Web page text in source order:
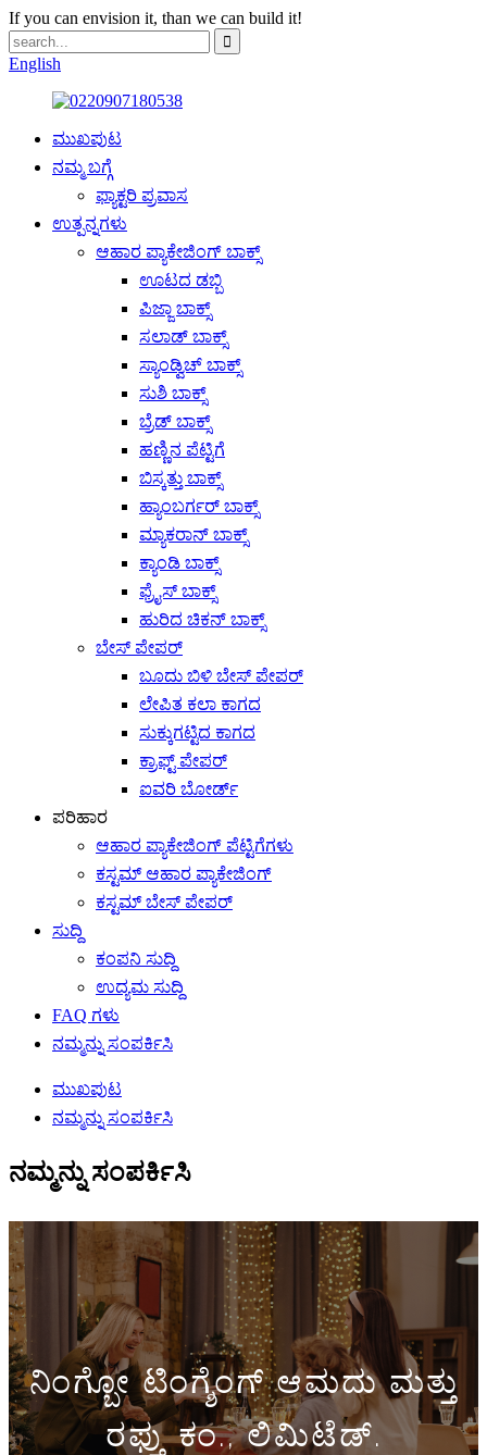
If you can envision it, than we can build it!
English
ಮುಖಪುಟ
ನಮ್ಮ ಬಗ್ಗೆ
ಫ್ಯಾಕ್ಟರಿ ಪ್ರವಾಸ
ಉತ್ಪನ್ನಗಳು
ಆಹಾರ ಪ್ಯಾಕೇಜಿಂಗ್ ಬಾಕ್ಸ್
ಊಟದ ಡಬ್ಬಿ
ಪಿಜ್ಜಾ ಬಾಕ್ಸ್
ಸಲಾಡ್ ಬಾಕ್ಸ್
ಸ್ಯಾಂಡ್ವಿಚ್ ಬಾಕ್ಸ್
ಸುಶಿ ಬಾಕ್ಸ್
ಬ್ರೆಡ್ ಬಾಕ್ಸ್
ಹಣ್ಣಿನ ಪೆಟ್ಟಿಗೆ
ಬಿಸ್ಕತ್ತು ಬಾಕ್ಸ್
ಹ್ಯಾಂಬರ್ಗರ್ ಬಾಕ್ಸ್
ಮ್ಯಾಕರಾನ್ ಬಾಕ್ಸ್
ಕ್ಯಾಂಡಿ ಬಾಕ್ಸ್
ಫ್ರೈಸ್ ಬಾಕ್ಸ್
ಹುರಿದ ಚಿಕನ್ ಬಾಕ್ಸ್
ಬೇಸ್ ಪೇಪರ್
ಬೂದು ಬಿಳಿ ಬೇಸ್ ಪೇಪರ್
ಲೇಪಿತ ಕಲಾ ಕಾಗದ
ಸುಕ್ಕುಗಟ್ಟಿದ ಕಾಗದ
ಕ್ರಾಫ್ಟ್ ಪೇಪರ್
ಐವರಿ ಬೋರ್ಡ್
ಪರಿಹಾರ
ಆಹಾರ ಪ್ಯಾಕೇಜಿಂಗ್ ಪೆಟ್ಟಿಗೆಗಳು
ಕಸ್ಟಮ್ ಆಹಾರ ಪ್ಯಾಕೇಜಿಂಗ್
ಕಸ್ಟಮ್ ಬೇಸ್ ಪೇಪರ್
ಸುದ್ದಿ
ಕಂಪನಿ ಸುದ್ದಿ
ಉದ್ಯಮ ಸುದ್ದಿ
FAQ ಗಳು
ನಮ್ಮನ್ನು ಸಂಪರ್ಕಿಸಿ
ಮುಖಪುಟ
ನಮ್ಮನ್ನು ಸಂಪರ್ಕಿಸಿ
ನಮ್ಮನ್ನು ಸಂಪರ್ಕಿಸಿ
ನಿಂಗ್ಬೋ ಟಿಂಗ್ಶೆಂಗ್ ಆಮದು ಮತ್ತು
ರಫ್ತು ಕಂ., ಲಿಮಿಟೆಡ್.